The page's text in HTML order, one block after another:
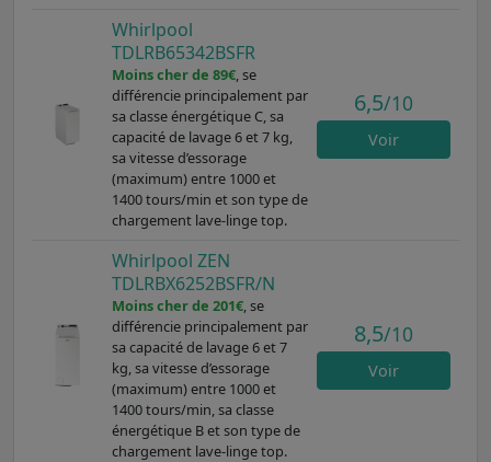
Whirlpool
TDLRB65342BSFR
Moins cher de 89€, se
différencie principalement par
sa classe énergétique C, sa
capacité de lavage 6 et 7 kg,
sa vitesse d’essorage
(maximum) entre 1000 et
1400 tours/min et son type de
chargement lave-linge top.
6,5/10
Voir
Whirlpool ZEN
TDLRBX6252BSFR/N
Moins cher de 201€, se
différencie principalement par
sa capacité de lavage 6 et 7
kg, sa vitesse d’essorage
(maximum) entre 1000 et
1400 tours/min, sa classe
énergétique B et son type de
chargement lave-linge top.
8,5/10
Voir